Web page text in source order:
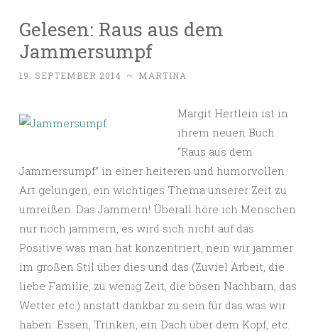
Gelesen: Raus aus dem
Jammersumpf
19. SEPTEMBER 2014 ~ MARTINA
Margit Hertlein ist in
ihrem neuen Buch
“Raus aus dem
Jammersumpf” in einer heiteren und humorvollen
Art gelungen, ein wichtiges Thema unserer Zeit zu
umreißen: Das Jammern! Überall höre ich Menschen
nur noch jammern, es wird sich nicht auf das
Positive was man hat konzentriert, nein wir jammer
im großen Stil über dies und das (Zuviel Arbeit, die
liebe Familie, zu wenig Zeit, die bösen Nachbarn, das
Wetter etc.) anstatt dankbar zu sein für das was wir
haben: Essen, Trinken, ein Dach über dem Kopf, etc.